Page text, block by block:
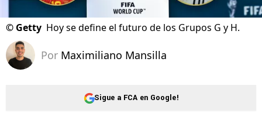
© Getty Hoy se define el futuro de los Grupos G y H.
Por Maximiliano Mansilla
Sigue a FCA en Google!